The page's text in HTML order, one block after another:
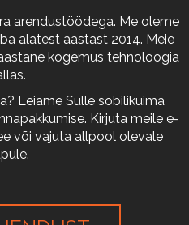
arendustöödega. Me oleme
alatest aastast 2014. Meie
kogemus tehnoloogia
Leiame Sulle sobilikuima
Kirjuta meile e-
või vajuta allpool olevale